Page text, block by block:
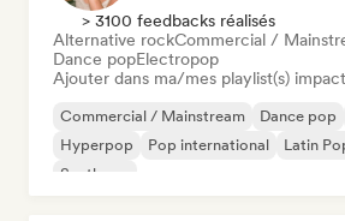
> 3100 feedbacks réalisés
Alternative rockCommercial /
Dance popElectropop
Ajouter dans ma/mes playlist(s)
Commercial / Mainstream Dance pop
Hyperpop
Pop international Latin
Synthpop